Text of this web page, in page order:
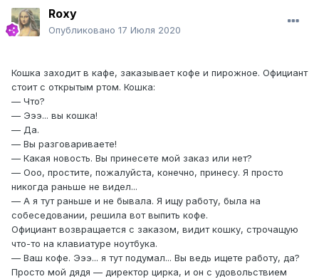
Roxy
Опубликовано 17 Июля 2020
Кошка заходит в кафе, заказывает кофе и пирожное. Официант
стоит с открытым ртом. Кошка:
— Что?
— Эээ... вы кошка!
— Да.
— Вы разговариваете!
— Какая новость. Вы принесете мой заказ или нет?
— Ооо, простите, пожалуйста, конечно, принесу. Я просто
никогда раньше не видел...
— А я тут раньше и не бывала. Я ищу работу, была на
собеседовании, решила вот выпить кофе.
Официант возвращается с заказом, видит кошку, строчащую
что-то на клавиатуре ноутбука.
— Ваш кофе. Эээ... я тут подумал... Вы ведь ищете работу, да?
Просто мой дядя — директор цирка, и он с удовольствием